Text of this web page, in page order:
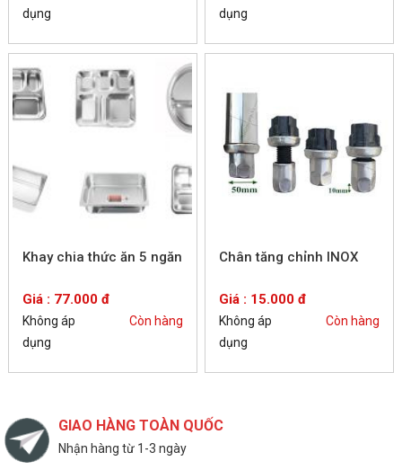
dụng
dụng
Khay chia thức ăn 5 ngăn
Giá : 77.000 đ
Không áp
dụng
Còn hàng
Chân tăng chỉnh INOX
Giá : 15.000 đ
Không áp
dụng
Còn hàng
GIAO HÀNG TOÀN QUỐC
Nhận hàng từ 1-3 ngày